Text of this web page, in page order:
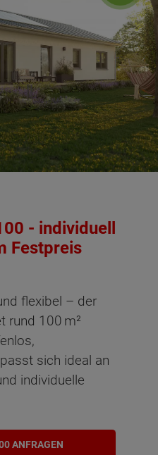
- individuell
Festpreis
flexibel – der
rund 100 m²
sich ideal an
individuelle
ANFRAGEN